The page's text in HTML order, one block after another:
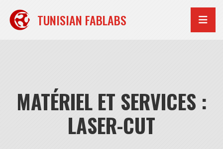
contenu
TUNISIAN FABLABS
MATÉRIEL ET SERVICES :
LASER-CUT